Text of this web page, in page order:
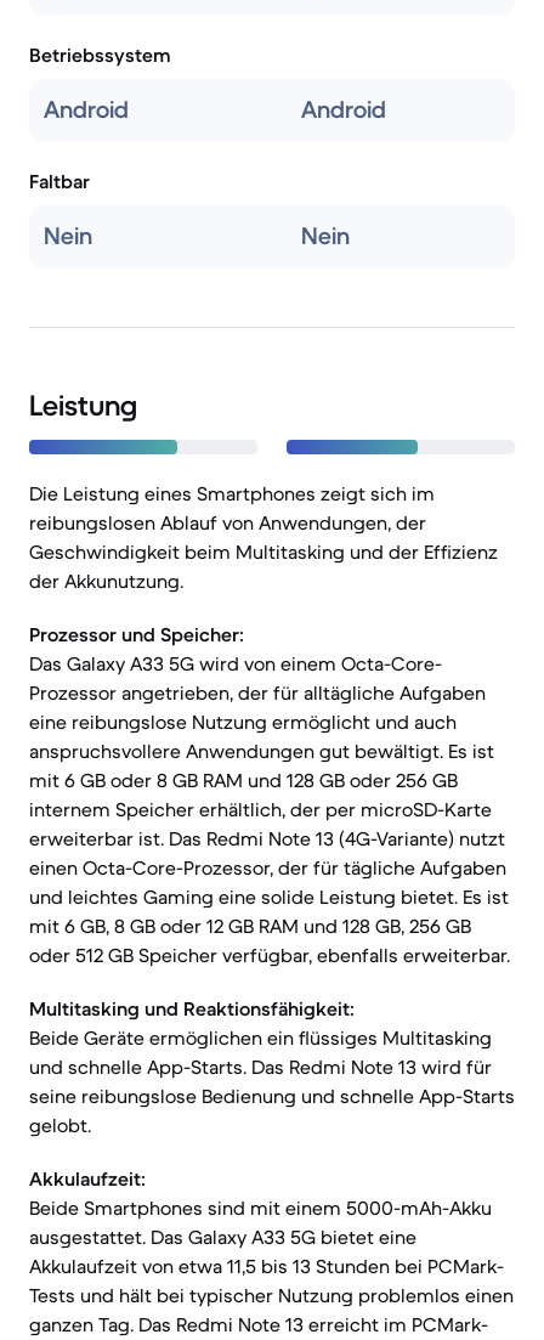
Betriebssystem
Android Android
Faltbar
Nein Nein
Leistung
Die Leistung eines Smartphones zeigt sich im
reibungslosen Ablauf von Anwendungen, der
Geschwindigkeit beim Multitasking und der Effizienz
der Akkunutzung.
Prozessor und Speicher:
Das Galaxy A33 5G wird von einem Octa-Core-
Prozessor angetrieben, der für alltägliche Aufgaben
eine reibungslose Nutzung ermöglicht und auch
anspruchsvollere Anwendungen gut bewältigt. Es ist
mit 6 GB oder 8 GB RAM und 128 GB oder 256 GB
internem Speicher erhältlich, der per microSD-Karte
erweiterbar ist. Das Redmi Note 13 (4G-Variante) nutzt
einen Octa-Core-Prozessor, der für tägliche Aufgaben
und leichtes Gaming eine solide Leistung bietet. Es ist
mit 6 GB, 8 GB oder 12 GB RAM und 128 GB, 256 GB
oder 512 GB Speicher verfügbar, ebenfalls erweiterbar.
Multitasking und Reaktionsfähigkeit:
Beide Geräte ermöglichen ein flüssiges Multitasking
und schnelle App-Starts. Das Redmi Note 13 wird für
seine reibungslose Bedienung und schnelle App-Starts
gelobt.
Akkulaufzeit:
Beide Smartphones sind mit einem 5000-mAh-Akku
ausgestattet. Das Galaxy A33 5G bietet eine
Akkulaufzeit von etwa 11,5 bis 13 Stunden bei PCMark-
Tests und hält bei typischer Nutzung problemlos einen
ganzen Tag. Das Redmi Note 13 erreicht im PCMark-